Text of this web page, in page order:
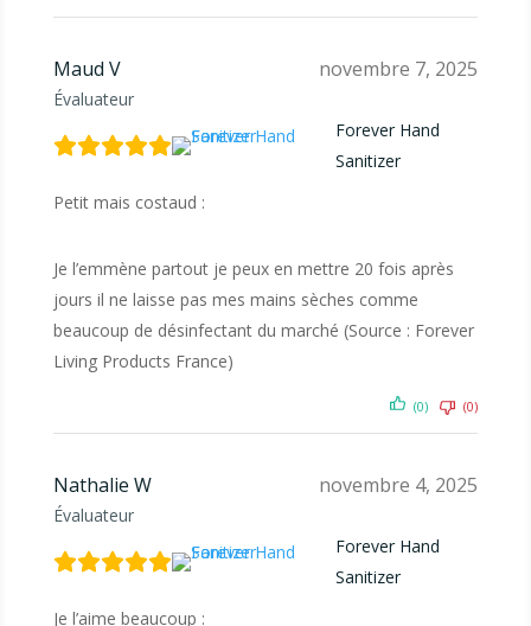
Maud V
Évaluateur
novembre 7, 2025
Forever Hand
Sanitizer
Petit mais costaud :
Je l’emmène partout je peux en mettre 20 fois après
jours il ne laisse pas mes mains sèches comme
beaucoup de désinfectant du marché (Source : Forever
Living Products France)
(0) (0)
Nathalie W
Évaluateur
novembre 4, 2025
Forever Hand
Sanitizer
Je l’aime beaucoup :